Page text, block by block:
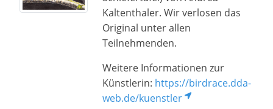
Kaltenthaler. Wir verlosen das
Original unter allen
Teilnehmenden.
Weitere Informationen zur
Künstlerin: https://birdrace.dda-
web.de/kuenstler